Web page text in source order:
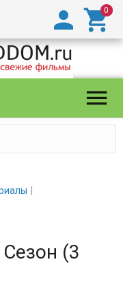



(3